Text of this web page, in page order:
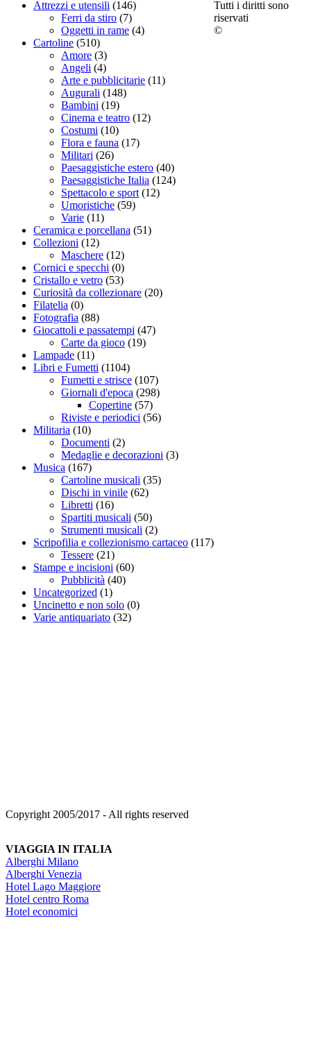
Attrezzi e utensili (146)
Ferri da stiro (7)
Oggetti in rame (4)
Cartoline (510)
Amore (3)
Angeli (4)
Arte e pubblicitarie (11)
Augurali (148)
Bambini (19)
Cinema e teatro (12)
Costumi (10)
Flora e fauna (17)
Militari (26)
Paesaggistiche estero (40)
Paesaggistiche Italia (124)
Spettacolo e sport (12)
Umoristiche (59)
Varie (11)
Ceramica e porcellana (51)
Collezioni (12)
Maschere (12)
Cornici e specchi (0)
Cristallo e vetro (53)
Curiosità da collezionare (20)
Filatelia (0)
Fotografia (88)
Giocattoli e passatempi (47)
Carte da gioco (19)
Lampade (11)
Libri e Fumetti (1104)
Fumetti e strisce (107)
Giornali d'epoca (298)
Copertine (57)
Riviste e periodici (56)
Militaria (10)
Documenti (2)
Medaglie e decorazioni (3)
Musica (167)
Cartoline musicali (35)
Dischi in vinile (62)
Libretti (16)
Spartiti musicali (50)
Strumenti musicali (2)
Scripofilia e collezionismo cartaceo (117)
Tessere (21)
Stampe e incisioni (60)
Pubblicità (40)
Uncategorized (1)
Uncinetto e non solo (0)
Varie antiquariato (32)
Tutti i diritti sono
riservati
©
Copyright 2005/2017 - All rights reserved
VIAGGIA IN ITALIA
Alberghi Milano
Alberghi Venezia
Hotel Lago Maggiore
Hotel centro Roma
Hotel economici